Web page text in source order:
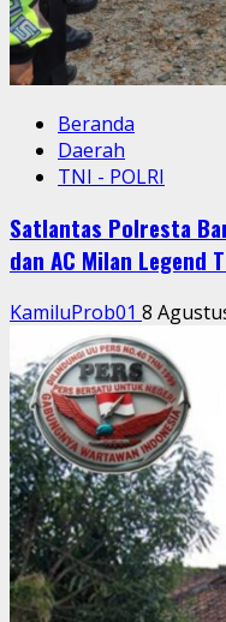
Beranda
Daerah
TNI - POLRI
Satlantas Polresta
dan AC Milan Legend
KamiluProb01 8